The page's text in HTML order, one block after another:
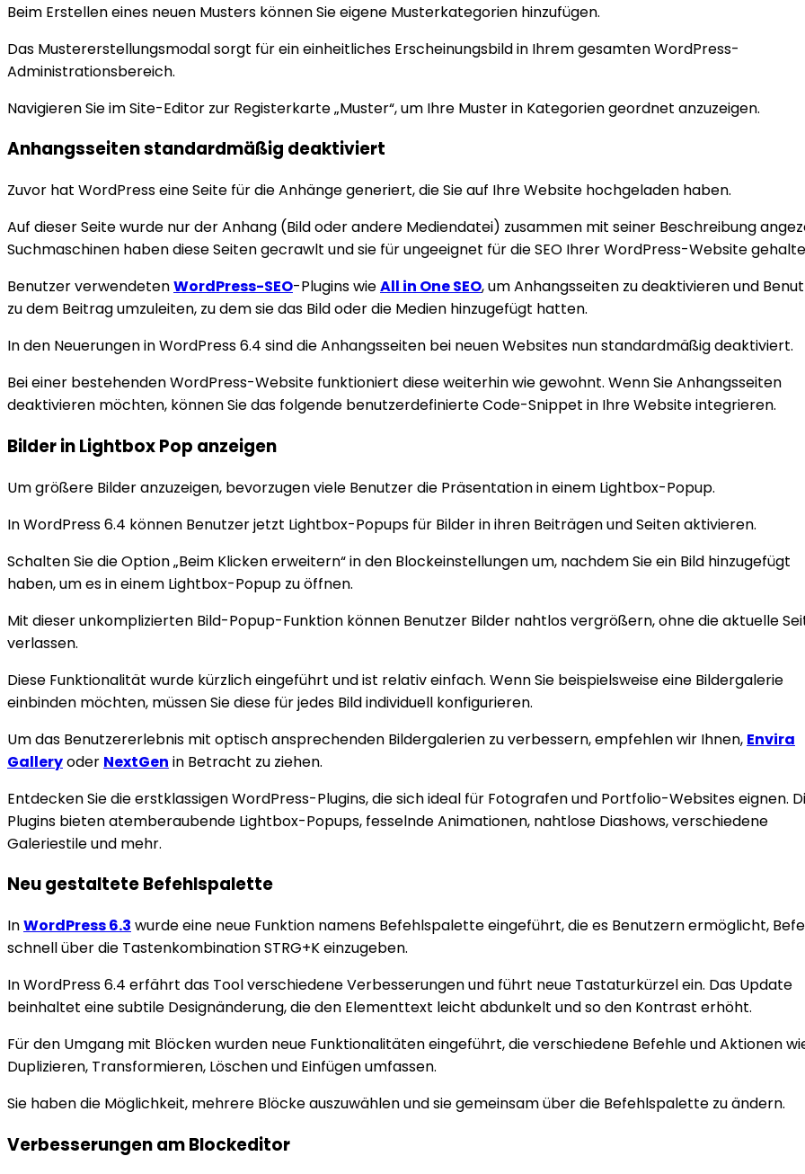
Beim Erstellen eines neuen Musters können Sie eigene Musterkategorien hinzufügen.
Das Mustererstellungsmodal sorgt für ein einheitliches Erscheinungsbild in Ihrem gesamten WordPress-
Administrationsbereich.
Navigieren Sie im Site-Editor zur Registerkarte „Muster“, um Ihre Muster in Kategorien geordnet anzuzeigen.
Anhangsseiten standardmäßig deaktiviert
Zuvor hat WordPress eine Seite für die Anhänge generiert, die Sie auf Ihre Website hochgeladen haben.
Auf dieser Seite wurde nur der Anhang (Bild oder andere Mediendatei) zusammen mit seiner Beschreibung
Suchmaschinen haben diese Seiten gecrawlt und sie für ungeeignet für die SEO Ihrer WordPress-Website
Benutzer verwendetenWordPress-SEO-Plugins wieAll in One SEO, um Anhangsseiten zu deaktivieren und
zu dem Beitrag umzuleiten, zu dem sie das Bild oder die Medien hinzugefügt hatten.
In den Neuerungen in WordPress 6.4 sind die Anhangsseiten bei neuen Websites nun standardmäßig deaktiviert.
Bei einer bestehenden WordPress-Website funktioniert diese weiterhin wie gewohnt. Wenn Sie Anhangsseiten
deaktivieren möchten, können Sie das folgende benutzerdefinierte Code-Snippet in Ihre Website integrieren.
Bilder in Lightbox Pop anzeigen
Um größere Bilder anzuzeigen, bevorzugen viele Benutzer die Präsentation in einem Lightbox-Popup.
In WordPress 6.4 können Benutzer jetzt Lightbox-Popups für Bilder in ihren Beiträgen und Seiten aktivieren.
Schalten Sie die Option „Beim Klicken erweitern“ in den Blockeinstellungen um, nachdem Sie ein Bild hinzugefügt
haben, um es in einem Lightbox-Popup zu öffnen.
Mit dieser unkomplizierten Bild-Popup-Funktion können Benutzer Bilder nahtlos vergrößern, ohne die aktuelle
verlassen.
Diese Funktionalität wurde kürzlich eingeführt und ist relativ einfach. Wenn Sie beispielsweise eine Bildergalerie
einbinden möchten, müssen Sie diese für jedes Bild individuell konfigurieren.
Um das Benutzererlebnis mit optisch ansprechenden Bildergalerien zu verbessern, empfehlen wir Ihnen, Envira
Galleryoder NextGen in Betracht zu ziehen.
Entdecken Sie die erstklassigen WordPress-Plugins, die sich ideal für Fotografen und Portfolio-Websites eignen.
Plugins bieten atemberaubende Lightbox-Popups, fesselnde Animationen, nahtlose Diashows, verschiedene
Galeriestile und mehr.
Neu gestaltete Befehlspalette
InWordPress 6.3 wurde eine neue Funktion namens Befehlspalette eingeführt, die es Benutzern ermöglicht,
schnell über die Tastenkombination STRG+K einzugeben.
In WordPress 6.4 erfährt das Tool verschiedene Verbesserungen und führt neue Tastaturkürzel ein. Das Update
beinhaltet eine subtile Designänderung, die den Elementtext leicht abdunkelt und so den Kontrast erhöht.
Für den Umgang mit Blöcken wurden neue Funktionalitäten eingeführt, die verschiedene Befehle und Aktionen
Duplizieren, Transformieren, Löschen und Einfügen umfassen.
Sie haben die Möglichkeit, mehrere Blöcke auszuwählen und sie gemeinsam über die Befehlspalette zu ändern.
Verbesserungen am Blockeditor